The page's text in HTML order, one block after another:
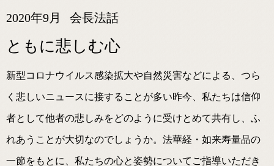
2020年9月 会長法話
ともに悲しむ心
新型コロナウイルス感染拡大や自然災害などによる、つら
く悲しいニュースに接することが多い昨今、私たちは信仰
者として他者の悲しみをどのように受けとめて共有し、ふ
れあうことが大切なのでしょうか。法華経・如来寿量品の
一節をもとに、私たちの心と姿勢についてご指導いただき